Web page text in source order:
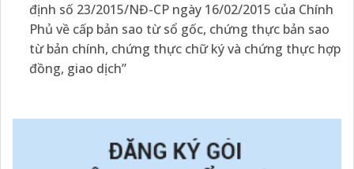
định số 23/2015/NĐ-CP ngày 16/02/2015 của Chính
Phủ về cấp bản sao từ sổ gốc, chứng thực bản sao
từ bản chính, chứng thực chữ ký và chứng thực hợp
đồng, giao dịch”